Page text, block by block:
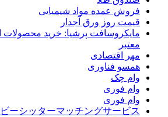
فروش عمده مواد شیمیایی
قیمت روز ورق آجدار
مایکروسافت پرشیا: خرید محصولات
معتبر
مهر اقتصادی
همسو فناوری
وام چک
وام فوری
وام فوری
ーシッターマッチングサービス